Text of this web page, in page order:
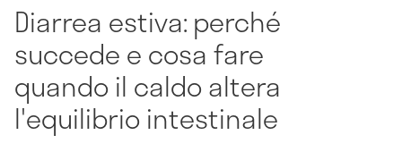
Diarrea estiva: perché
succede e cosa fare
quando il caldo altera
l'equilibrio intestinale